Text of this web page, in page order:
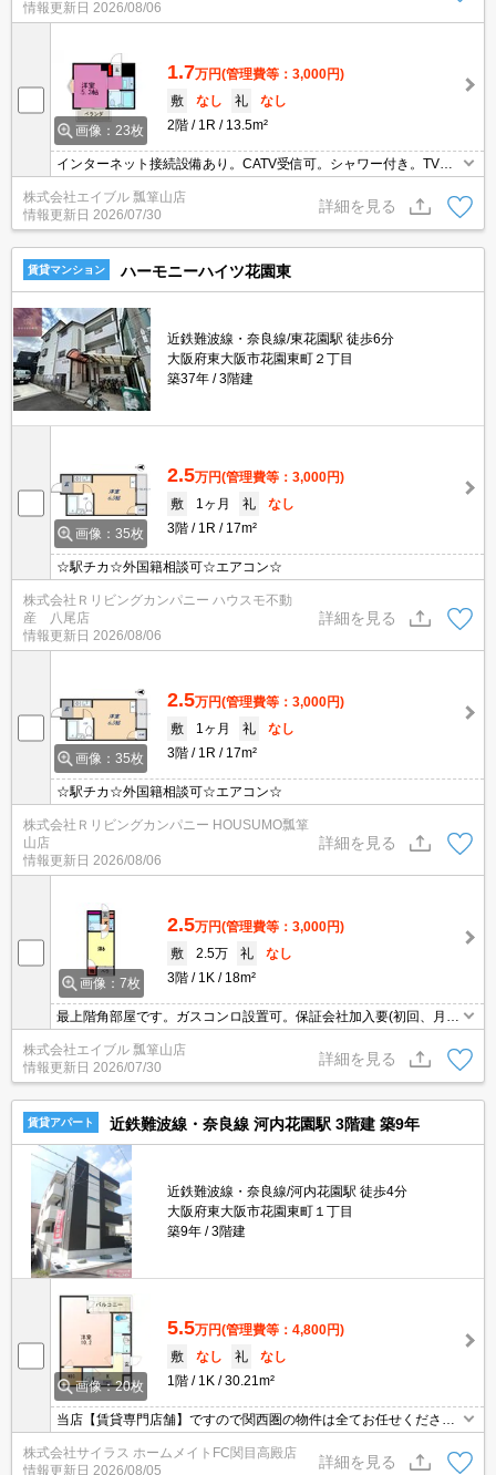
情報更新日 2026/08/06
画像：23枚
1.7万円(管理費等：3,000円)
敷
なし 礼
なし
2階
1R 13.5m²
インターネット接続設備あり。CATV受信可。シャワー付き。TVイ
ンターホン付き。IH調理器付き。
株式会社エイブル 瓢箪山店
情報更新日 2026/07/30
詳細を見る
賃貸マンション ハーモニーハイツ花園東
近鉄難波線・奈良線/東花園駅 徒歩6分
大阪府東大阪市花園東町２丁目
築37年
3階建
画像：35枚
2.5万円(管理費等：3,000円)
敷
1ヶ月 礼
なし
3階
1R 17m²
☆駅チカ☆外国籍相談可☆エアコン☆
株式会社Ｒリビングカンパニー ハウスモ不動
産 八尾店
情報更新日 2026/08/06
詳細を見る
画像：35枚
2.5万円(管理費等：3,000円)
敷
1ヶ月 礼
なし
3階
1R 17m²
☆駅チカ☆外国籍相談可☆エアコン☆
株式会社Ｒリビングカンパニー HOUSUMO瓢箪
山店
情報更新日 2026/08/06
詳細を見る
画像：7枚
2.5万円(管理費等：3,000円)
敷
2.5万 礼
なし
3階
1K 18m²
最上階角部屋です。ガスコンロ設置可。保証会社加入要(初回、月額
総支払額の50%)。
株式会社エイブル 瓢箪山店
情報更新日 2026/07/30
詳細を見る
賃貸アパート 近鉄難波線・奈良線 河内花園駅 3階建 築9年
近鉄難波線・奈良線/河内花園駅 徒歩4分
大阪府東大阪市花園東町１丁目
築9年
3階建
画像：20枚
5.5万円(管理費等：4,800円)
敷
なし 礼
なし
1階
1K 30.21m²
当店【賃貸専門店舗】ですので関西圏の物件は全てお任せくださ
い！どこにある物件でも当店までお気軽にお問い合わせくださいま
せ♪初期費用がご心配な方はクレジット決済が可能ですので安心して
株式会社サイラス ホームメイトFC関目高殿店
情報更新日 2026/08/05
詳細を見る